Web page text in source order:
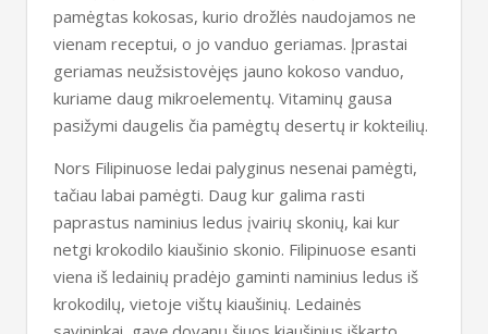
pamėgtas kokosas, kurio drožlės naudojamos ne
vienam receptui, o jo vanduo geriamas. Įprastai
geriamas neužsistovėjęs jauno kokoso vanduo,
kuriame daug mikroelementų. Vitaminų gausa
pasižymi daugelis čia pamėgtų desertų ir kokteilių.
Nors Filipinuose ledai palyginus nesenai pamėgti,
tačiau labai pamėgti. Daug kur galima rasti
paprastus naminius ledus įvairių skonių, kai kur
netgi krokodilo kiaušinio skonio. Filipinuose esanti
viena iš ledainių pradėjo gaminti naminius ledus iš
krokodilų, vietoje vištų kiaušinių. Ledainės